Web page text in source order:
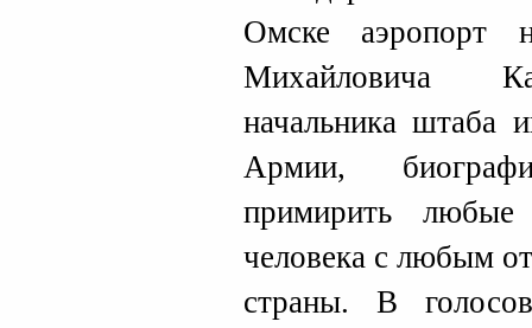
Омске аэропорт
Михайловича
начальника штаба
Армии,
примирить
человека с любым
страны. В